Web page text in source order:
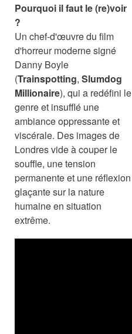
Pourquoi il faut le (re)voir
?
Un chef-d'œuvre du film
d'horreur moderne signé
Danny Boyle
(Trainspotting, Slumdog
Millionaire), qui a redéfini le
genre et insufflé une
ambiance oppressante et
viscérale. Des images de
Londres vide à couper le
souffle, une tension
permanente et une réflexion
glaçante sur la nature
humaine en situation
extrême.